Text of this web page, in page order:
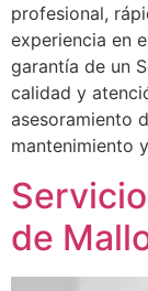
profesional,
experiencia en
garantía de un
calidad y
asesoramiento
mantenimiento
de